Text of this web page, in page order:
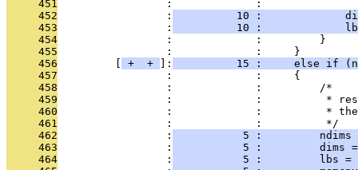
     451
                 :             :
     452
                 :
10 :
     453
                 :
10 :
     454
                 :             :         }
     455
                 :             :     }
     456
+ + ]:
15 :     else if
     457
                 :             :     {
     458
                 :             :         /*
     459
:             :          *
     460
:             :          *
     461
                 :             :          */
     462
                 :
5 :         ndims
     463
                 :
5 :         dims
     464
                 :
5 :         lbs =